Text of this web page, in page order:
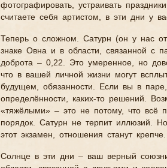
фотографировать, устраивать
считаете себя артистом, в эти дни у
Теперь о сложном. Сатурн (он у нас
знаке Овна и в области, связанной с
доброта – 0,22. Это умеренное, но
что в вашей личной жизни могут
будущем, обязанности. Если вы в
определённости, каких-то решений.
«тяжёлыми» – это не потому, что всё
порядок. Сатурн не терпит иллюзий.
этот экзамен, отношения станут крепче.
Солнце в эти дни – ваш верный